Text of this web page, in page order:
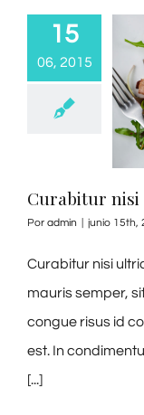
15
06, 2015
Curabitur
Por admin junio 15th,
Curabitur nisi
mauris semper,
congue risus id
est. In
[...]